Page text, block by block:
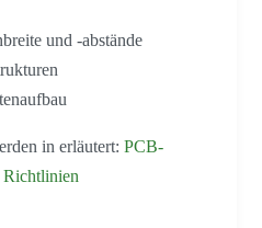
und -abstände
in erläutert: PCB-